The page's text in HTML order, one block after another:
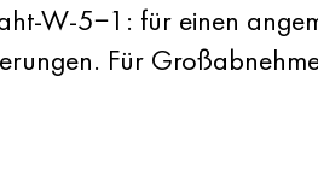
W-5−1: für einen
Für